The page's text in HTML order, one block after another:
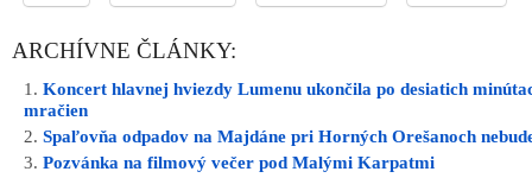
ARCHÍVNE ČLÁNKY:
Koncert hlavnej hviezdy Lumenu ukončila po desiatich
mračien
Spaľovňa odpadov na Majdáne pri Horných Orešanoch
Pozvánka na filmový večer pod Malými Karpatmi